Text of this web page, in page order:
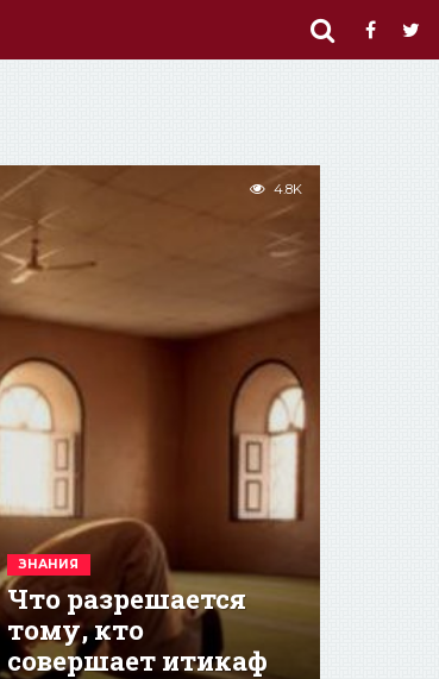
ЗНАНИЯ
Что разрешается
тому, кто
совершает итикаф
4.8K